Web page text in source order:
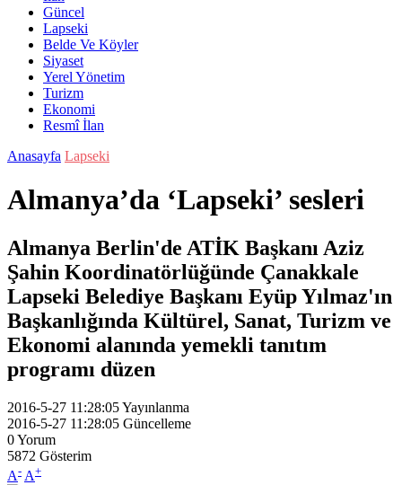
Güncel
Lapseki
Belde Ve Köyler
Siyaset
Yerel Yönetim
Turizm
Ekonomi
Resmî İlan
Anasayfa Lapseki
Almanya’da ‘Lapseki’ sesleri
Almanya Berlin'de ATİK Başkanı Aziz
Şahin Koordinatörlüğünde Çanakkale
Lapseki Belediye Başkanı Eyüp Yılmaz'ın
Başkanlığında Kültürel, Sanat, Turizm ve
Ekonomi alanında yemekli tanıtım
programı düzen
2016-5-27 11:28:05Yayınlanma
2016-5-27 11:28:05 Güncelleme
0Yorum
5872 Gösterim
A- A+